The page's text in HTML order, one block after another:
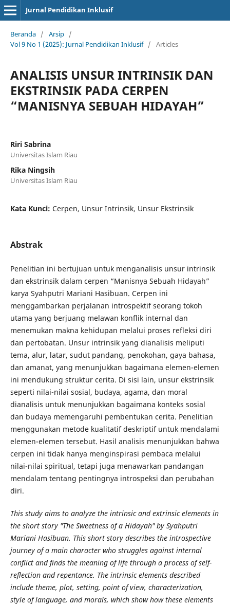
Jurnal Pendidikan Inklusif
Beranda / Arsip /
Vol 9 No 1 (2025): Jurnal Pendidikan Inklusif / Articles
ANALISIS UNSUR INTRINSIK DAN
EKSTRINSIK PADA CERPEN
“MANISNYA SEBUAH HIDAYAH”
Riri Sabrina
Universitas Islam Riau
Rika Ningsih
Universitas Islam Riau
Kata Kunci: Cerpen, Unsur Intrinsik, Unsur Ekstrinsik
Abstrak
Penelitian ini bertujuan untuk menganalisis unsur intrinsik
dan ekstrinsik dalam cerpen “Manisnya Sebuah Hidayah”
karya Syahputri Mariani Hasibuan. Cerpen ini
menggambarkan perjalanan introspektif seorang tokoh
utama yang berjuang melawan konflik internal dan
menemukan makna kehidupan melalui proses refleksi diri
dan pertobatan. Unsur intrinsik yang dianalisis meliputi
tema, alur, latar, sudut pandang, penokohan, gaya bahasa,
dan amanat, yang menunjukkan bagaimana elemen-elemen
ini mendukung struktur cerita. Di sisi lain, unsur ekstrinsik
seperti nilai-nilai sosial, budaya, agama, dan moral
dianalisis untuk menunjukkan bagaimana konteks sosial
dan budaya memengaruhi pembentukan cerita. Penelitian
menggunakan metode kualitatif deskriptif untuk mendalami
elemen-elemen tersebut. Hasil analisis menunjukkan bahwa
cerpen ini tidak hanya menginspirasi pembaca melalui
nilai-nilai spiritual, tetapi juga menawarkan pandangan
mendalam tentang pentingnya introspeksi dan perubahan
diri.
This study aims to analyze the intrinsic and extrinsic elements in
the short story "The Sweetness of a Hidayah" by Syahputri
Mariani Hasibuan. This short story describes the introspective
journey of a main character who struggles against internal
conflict and finds the meaning of life through a process of self-
reflection and repentance. The intrinsic elements described
include theme, plot, setting, point of view, characterization,
style of language, and morals, which show how these elements